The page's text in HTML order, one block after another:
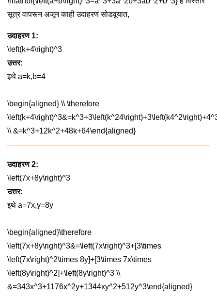
सूत्र वापरून अजून काही उदाहरणं सोडवूयात,
उदाहरण 1:
\left(k+4\right)^3
उत्तर:
इथे a=k,b=4
\begin{aligned} \\ \therefore
\\ &=k^3+12k^2+48k+64\end{aligned}
उदाहरण 2:
\left(7x+8y\right)^3
उत्तर:
इथे a=7x,y=8y
\begin{aligned}\therefore
\left(7x+8y\right)^3&=\left(7x\right)^3+[3\times
\left(7x\right)^2\times 8y]+[3\times 7x\times
\left(8y\right)^2]+\left(8y\right)^3 \\
&=343x^3+1176x^2y+1344xy^2+512y^3\end{aligned}